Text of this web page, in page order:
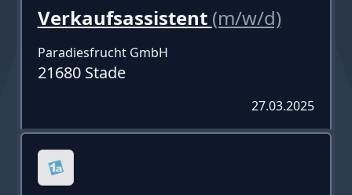
Verkaufsassistent (m/w/d)
Paradiesfrucht GmbH
21680 Stade
27.03.2025